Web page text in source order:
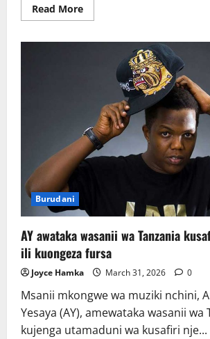
Read MoreRead
more
heshima
udaktari.
Burudani
AY awataka wasanii wa Tanzania
ili kuongeza fursa
Joyce Hamka March 31, 2026 0
Msanii mkongwe wa muziki nchini,
Yesaya (AY), amewataka wasanii wa
kujenga utamaduni wa kusafiri nje...